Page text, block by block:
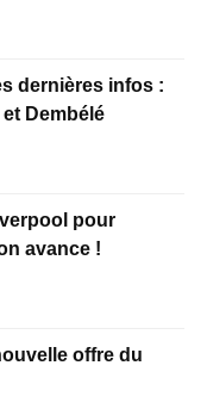
dernières infos :
Dembélé
pour
avance !
offre du